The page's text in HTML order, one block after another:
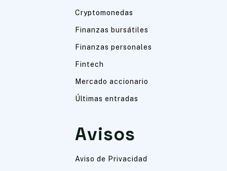
Cryptomonedas
Finanzas bursátiles
Finanzas personales
Fintech
Mercado accionario
Últimas entradas
Avisos
Aviso de Privacidad